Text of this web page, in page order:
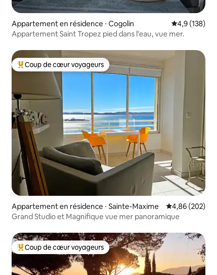
Appartement en résidence ⋅ Cogolin Évaluation
4,9 (138)
Appartement Saint Tropez pied dans l'eau, vue mer.
Coups de cœur voyageurs les plus appréciés
Coup de cœur voyageurs
Appartement en résidence ⋅ Sainte-Maxime Évaluation
4,86 (202)
Grand Studio et Magnifique vue mer panoramique
Coups de cœur voyageurs les plus appréciés
Coup de cœur voyageurs